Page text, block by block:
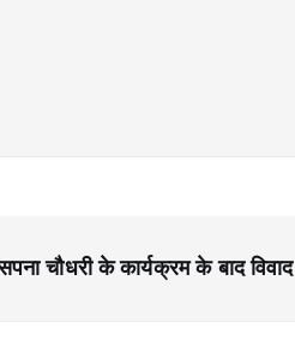
चौधरी के कार्यक्रम के बाद विवाद